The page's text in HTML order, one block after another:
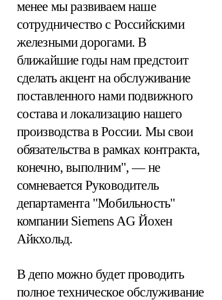
менее мы развиваем наше
сотрудничество с Российскими
железными дорогами. В
ближайшие годы нам предстоит
сделать акцент на обслуживание
поставленного нами подвижного
состава и локализацию нашего
производства в России. Мы свои
обязательства в рамках контракта,
конечно, выполним", — не
сомневается Руководитель
департамента "Мобильность"
компании Siemens AG Йохен
Айкхольд.
В депо можно будет проводить
полное техническое обслуживание